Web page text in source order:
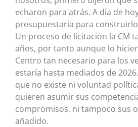
echaron para atrás. A día de
presupuestaria para
Un proceso de licitación la CM
años, por tanto aunque lo
Centro tan necesario para los
estaría hasta mediados de
que no existe ni voluntad
quieren asumir sus
compromisos, ni tampoco sus
añadido.